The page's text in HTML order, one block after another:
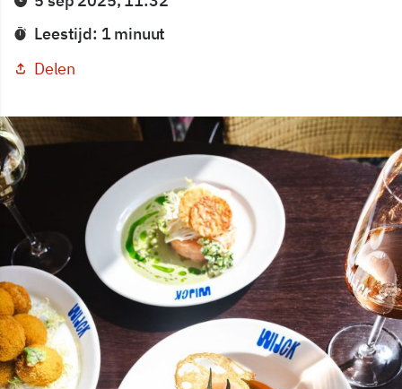
Leestijd: 1 minuut
Delen